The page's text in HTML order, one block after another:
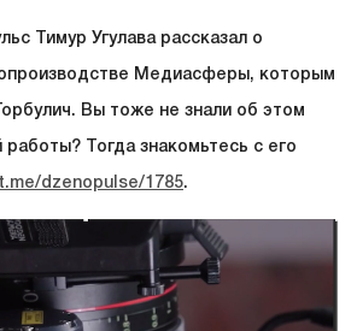
Тимур Угулава рассказал о
Медиасферы, которым
Вы тоже не знали об этом
работы? Тогда знакомьтесь с его
dzenopulse/1785.